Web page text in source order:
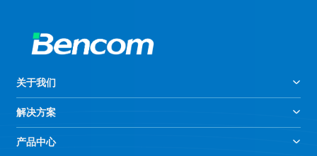
关于我们
解决方案
产品中心